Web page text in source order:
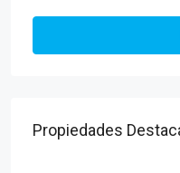
Propiedades